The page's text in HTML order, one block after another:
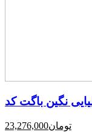
23,276,000تومان